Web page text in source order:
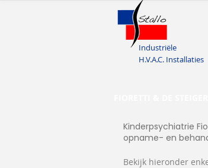
Industriële
H.V.A.C. Installaties
Kinderpsychiatrie
opname- en
Bekijk hieronder